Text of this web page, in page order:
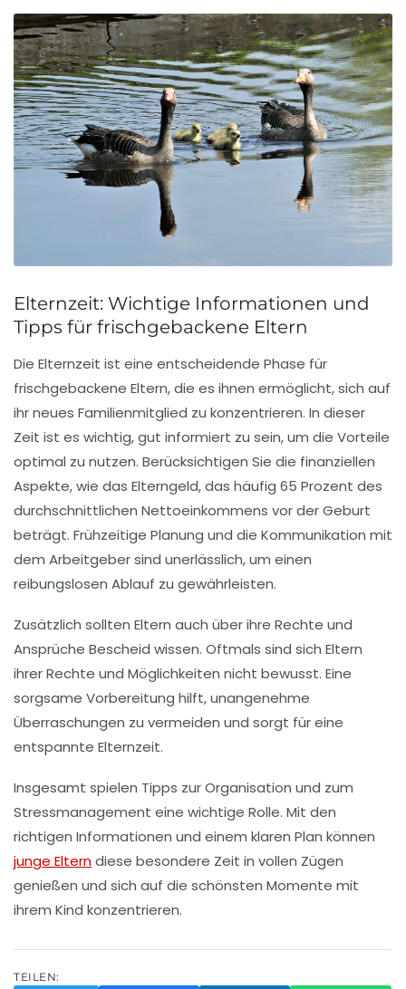
Elternzeit: Wichtige Informationen und
Tipps für frischgebackene Eltern
Die Elternzeit ist eine entscheidende Phase für
frischgebackene Eltern, die es ihnen ermöglicht, sich auf
ihr neues Familienmitglied zu konzentrieren. In dieser
Zeit ist es wichtig, gut informiert zu sein, um die Vorteile
optimal zu nutzen. Berücksichtigen Sie die finanziellen
Aspekte, wie das Elterngeld, das häufig 65 Prozent des
durchschnittlichen Nettoeinkommens vor der Geburt
beträgt. Frühzeitige Planung und die Kommunikation mit
dem Arbeitgeber sind unerlässlich, um einen
reibungslosen Ablauf zu gewährleisten.
Zusätzlich sollten Eltern auch über ihre Rechte und
Ansprüche Bescheid wissen. Oftmals sind sich Eltern
ihrerRechte und Möglichkeiten nicht bewusst. Eine
sorgsame Vorbereitung hilft, unangenehme
Überraschungen zu vermeiden und sorgt für eine
entspannte Elternzeit.
Insgesamt spielen Tipps zur Organisation und zum
Stressmanagement eine wichtige Rolle. Mit den
richtigen Informationen und einem klaren Plan können
junge Elterndiese besondere Zeit in vollen Zügen
genießen und sich auf die schönsten Momente mit
ihrem Kind konzentrieren.
TEILEN: